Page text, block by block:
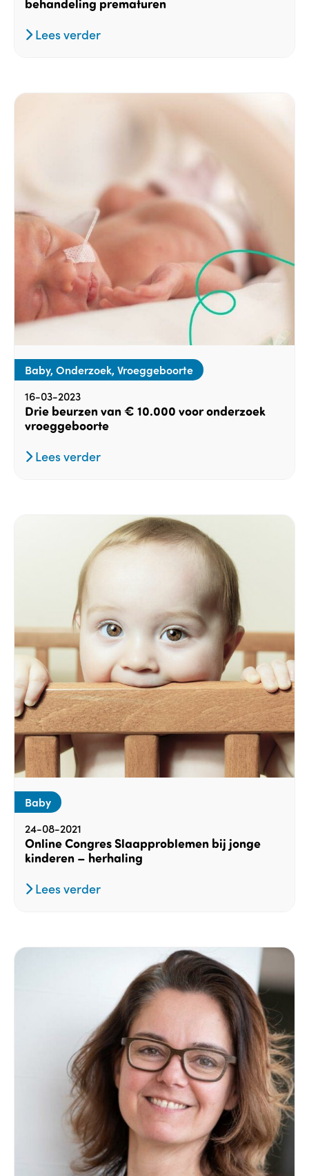
behandeling prematuren
Lees verder
Baby, Onderzoek, Vroeggeboorte
16-03-2023
Drie beurzen van € 10.000 voor onderzoek
vroeggeboorte
Lees verder
Baby
24-08-2021
Online Congres Slaapproblemen bij jonge
kinderen – herhaling
Lees verder